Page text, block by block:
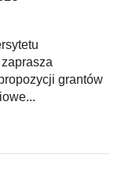
grantów